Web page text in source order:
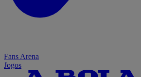
Fans Arena
Jogos